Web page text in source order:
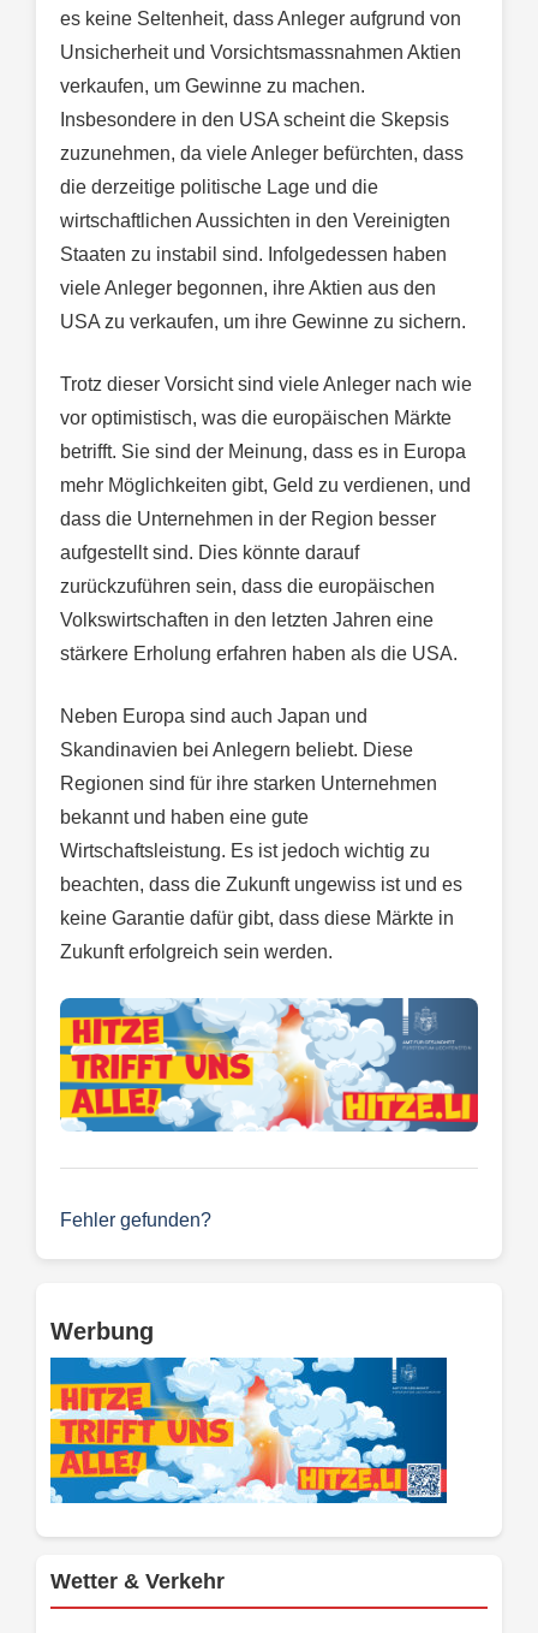
es keine Seltenheit, dass Anleger aufgrund von
Unsicherheit und Vorsichtsmassnahmen Aktien
verkaufen, um Gewinne zu machen.
Insbesondere in den USA scheint die Skepsis
zuzunehmen, da viele Anleger befürchten, dass
die derzeitige politische Lage und die
wirtschaftlichen Aussichten in den Vereinigten
Staaten zu instabil sind. Infolgedessen haben
viele Anleger begonnen, ihre Aktien aus den
USA zu verkaufen, um ihre Gewinne zu sichern.
Trotz dieser Vorsicht sind viele Anleger nach wie
vor optimistisch, was die europäischen Märkte
betrifft. Sie sind der Meinung, dass es in Europa
mehr Möglichkeiten gibt, Geld zu verdienen, und
dass die Unternehmen in der Region besser
aufgestellt sind. Dies könnte darauf
zurückzuführen sein, dass die europäischen
Volkswirtschaften in den letzten Jahren eine
stärkere Erholung erfahren haben als die USA.
Neben Europa sind auch Japan und
Skandinavien bei Anlegern beliebt. Diese
Regionen sind für ihre starken Unternehmen
bekannt und haben eine gute
Wirtschaftsleistung. Es ist jedoch wichtig zu
beachten, dass die Zukunft ungewiss ist und es
keine Garantie dafür gibt, dass diese Märkte in
Zukunft erfolgreich sein werden.
Fehler gefunden?
Werbung
Wetter & Verkehr